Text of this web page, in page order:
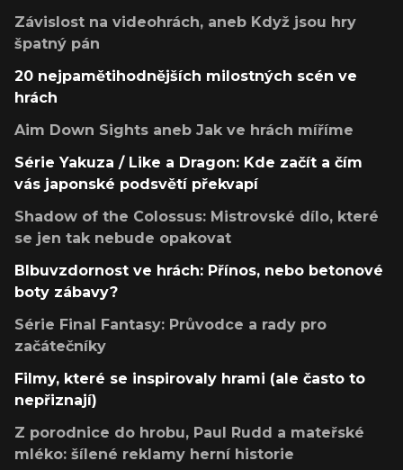
Závislost na videohrách, aneb Když jsou hry
špatný pán
20 nejpamětihodnějších milostných scén ve
hrách
Aim Down Sights aneb Jak ve hrách míříme
Série Yakuza / Like a Dragon: Kde začít a čím
vás japonské podsvětí překvapí
Shadow of the Colossus: Mistrovské dílo, které
se jen tak nebude opakovat
Blbuvzdornost ve hrách: Přínos, nebo betonové
boty zábavy?
Série Final Fantasy: Průvodce a rady pro
začátečníky
Filmy, které se inspirovaly hrami (ale často to
nepřiznají)
Z porodnice do hrobu, Paul Rudd a mateřské
mléko: šílené reklamy herní historie